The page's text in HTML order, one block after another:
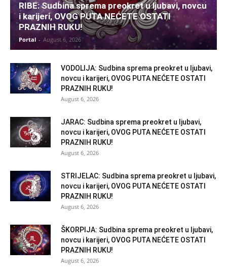
RIBE: Sudbina sprema preokret u ljubavi, novcu
i karijeri, OVOG PUTA NEĆETE OSTATI
PRAZNIH RUKU!
Portal - August 6, 2026
VODOLIJA: Sudbina sprema preokret u ljubavi,
novcu i karijeri, OVOG PUTA NEĆETE OSTATI
PRAZNIH RUKU!
August 6, 2026
JARAC: Sudbina sprema preokret u ljubavi,
novcu i karijeri, OVOG PUTA NEĆETE OSTATI
PRAZNIH RUKU!
August 6, 2026
STRIJELAC: Sudbina sprema preokret u ljubavi,
novcu i karijeri, OVOG PUTA NEĆETE OSTATI
PRAZNIH RUKU!
August 6, 2026
ŠKORPIJA: Sudbina sprema preokret u ljubavi,
novcu i karijeri, OVOG PUTA NEĆETE OSTATI
PRAZNIH RUKU!
August 6, 2026